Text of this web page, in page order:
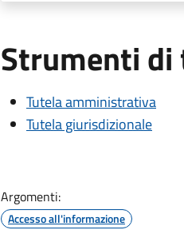
Strumenti
Tutela amministrativa
Tutela giurisdizionale
Argomenti:
Accesso all'informazione